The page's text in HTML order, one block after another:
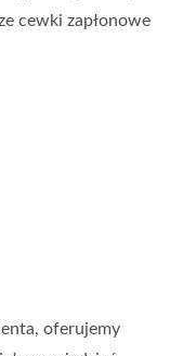
cewki zapłonowe
oferujemy